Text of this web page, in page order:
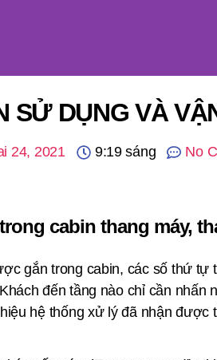
SỬ DỤNG VÀ
24, 2021 9:19 sáng No
cabin thang máy,
gắn trong cabin, các số thứ
đến tầng nào chỉ cần nhấn
hệ thống xử lý đã nhận được